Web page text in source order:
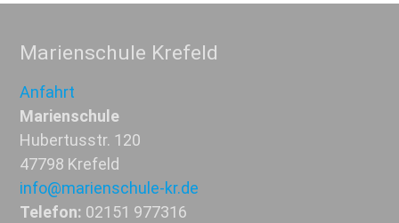
Marienschule Krefeld
Anfahrt
Marienschule
Hubertusstr. 120
47798 Krefeld
info@marienschule-kr.de
Telefon: 02151 977316